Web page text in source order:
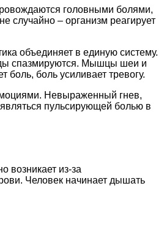
головными болями,
случайно – организм реагирует
объединяет в единую систему.
спазмируются. Мышцы шеи и
боль, боль усиливает тревогу.
Невыраженный гнев,
пульсирующей болью в
возникает из-за
Человек начинает дышать